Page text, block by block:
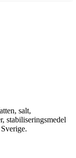
salt,
stabiliseringsmedel